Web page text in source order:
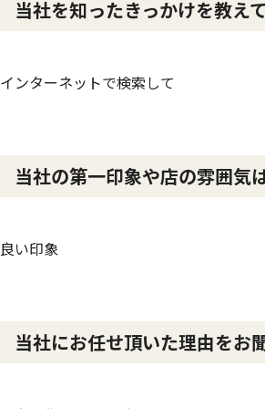
当社を知ったきっかけを教え
インターネットで検索して
当社の第一印象や店の雰囲気
良い印象
当社にお任せ頂いた理由をお